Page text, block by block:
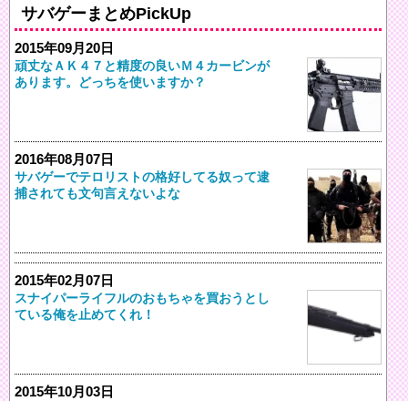
サバゲーまとめPickUp
2015年09月20日
頑丈なＡＫ４７と精度の良いＭ４カービンが
あります。どっちを使いますか？
2016年08月07日
サバゲーでテロリストの格好してる奴って逮
捕されても文句言えないよな
2015年02月07日
スナイパーライフルのおもちゃを買おうとし
ている俺を止めてくれ！
2015年10月03日